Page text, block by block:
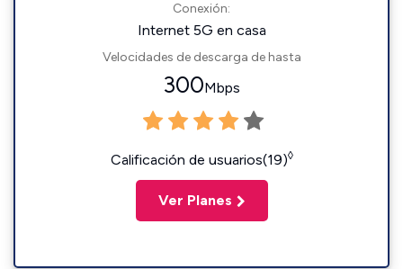
Conexión:
Internet 5G en casa
Velocidades de descarga de hasta
300Mbps
Calificación de usuarios(19)◊
Ver Planes